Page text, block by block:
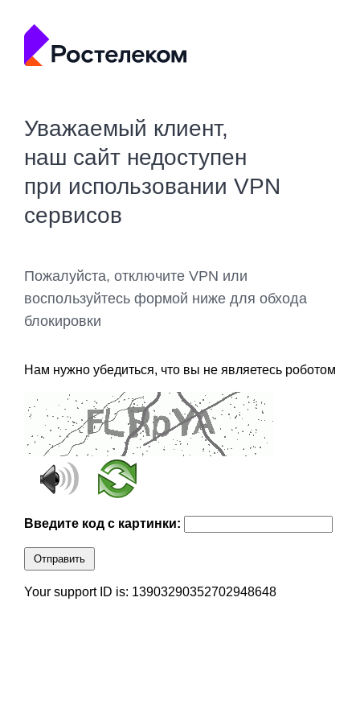
Уважаемый клиент,
наш сайт недоступен
при использовании VPN
сервисов
Пожалуйста, отключите VPN или
воспользуйтесь формой ниже для обхода
блокировки
Нам нужно убедиться, что вы не являетесь роботом
Введите код с картинки:
Отправить
Your support ID is: 13903290352702948648